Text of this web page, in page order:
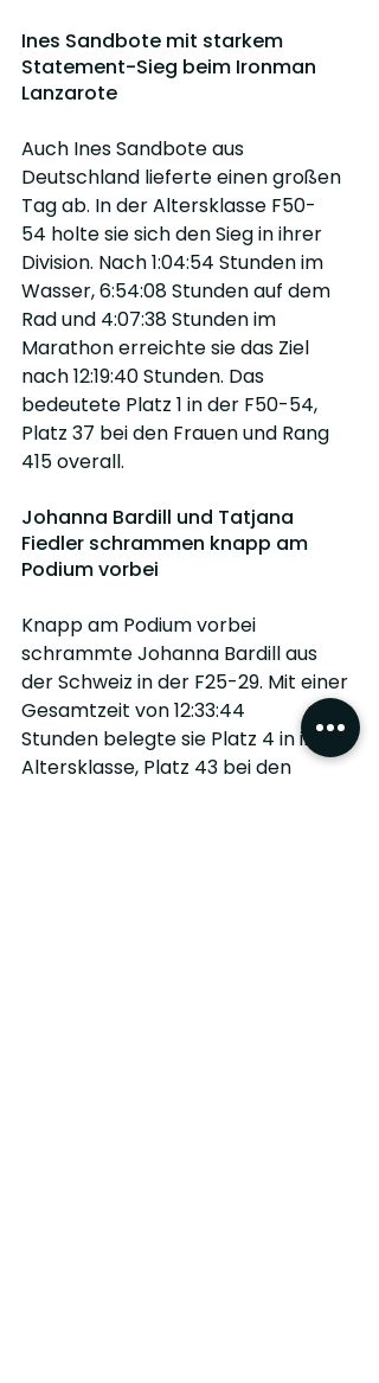
Ines Sandbote mit starkem
Statement-Sieg beim Ironman
Lanzarote
Auch Ines Sandbote aus
Deutschland lieferte einen großen
Tag ab. In der Altersklasse F50-
54 holte sie sich den Sieg in ihrer
Division. Nach 1:04:54 Stunden im
Wasser, 6:54:08 Stunden auf dem
Rad und 4:07:38 Stunden im
Marathon erreichte sie das Ziel
nach 12:19:40 Stunden. Das
bedeutete Platz 1 in der F50-54,
Platz 37 bei den Frauen und Rang
415 overall.
Johanna Bardill und Tatjana
Fiedler schrammen knapp am
Podium vorbei
Knapp am Podium vorbei
schrammte Johanna Bardill aus
der Schweiz in der F25-29. Mit einer
Gesamtzeit von 12:33:44
Stunden belegte sie Platz 4 in ihrer
Altersklasse, Platz 43 bei den